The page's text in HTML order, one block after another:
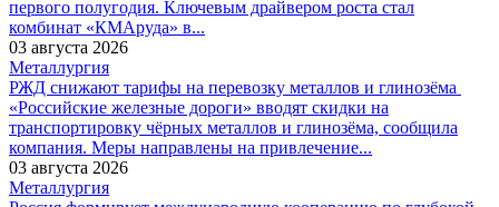
первого полугодия. Ключевым драйвером роста стал
комбинат «КМАруда» в...
03 августа 2026
Металлургия
РЖД снижают тарифы на перевозку металлов и глинозёма
«Российские железные дороги» вводят скидки на
транспортировку чёрных металлов и глинозёма, сообщила
компания. Меры направлены на привлечение...
03 августа 2026
Металлургия